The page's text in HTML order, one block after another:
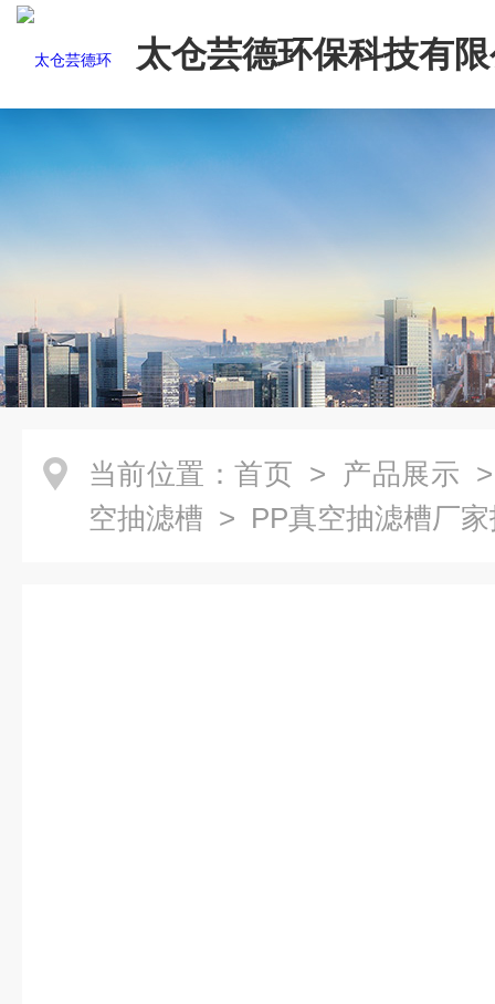
太仓芸德环保科技有
当前位置： 首页 > 产品展示
空抽滤槽 > PP真空抽滤槽厂